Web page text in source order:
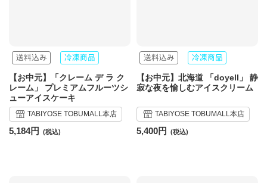
【お中元】「クレーム デ ラ ク
レーム」 プレミアムフルーツシ
ューアイスケーキ
TABIYOSE TOBUMALL本店
5,184円
【お中元】北海道 「doyell」 静
寂な夜を愉しむアイスクリーム
TABIYOSE TOBUMALL本店
5,400円